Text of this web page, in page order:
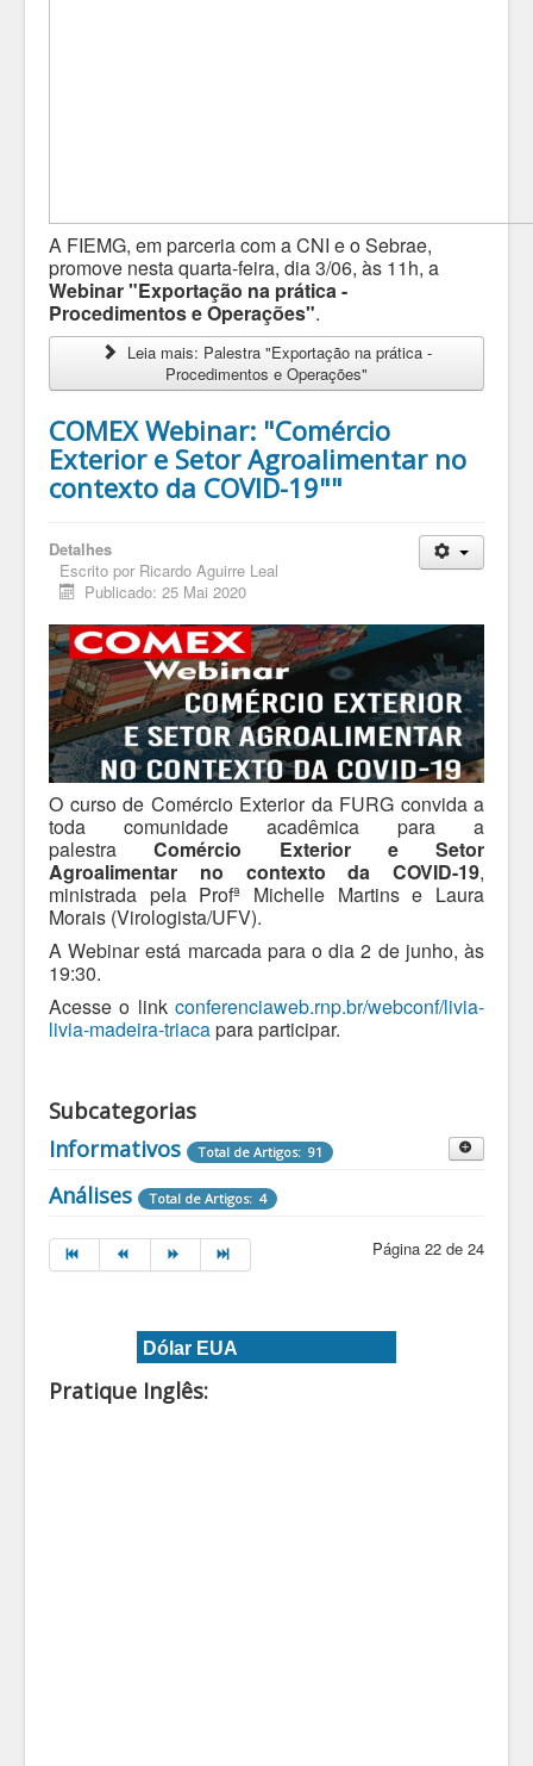
A FIEMG, em parceria com a CNI e o Sebrae,
promove nesta quarta-feira, dia 3/06, às 11h, a
Webinar "Exportação na prática -
Procedimentos e Operações".
Leia mais: Palestra "Exportação na prática -
Procedimentos e Operações"
COMEX Webinar: "Comércio
Exterior e Setor Agroalimentar no
contexto da COVID-19""
Detalhes
Escrito por Ricardo Aguirre Leal
Publicado: 25 Mai 2020
O curso de Comércio Exterior da FURG convida a
toda comunidade acadêmica para a
palestraComércio Exterior e Setor
Agroalimentar no contexto da COVID-19,
ministrada pela Profª Michelle Martins e Laura
Morais (Virologista/UFV).
A Webinar está marcada para o dia 2 de junho, às
19:30.
Acesse o link conferenciaweb.rnp.br/webconf/livia-
livia-madeira-triacapara participar.
Subcategorias
Informativos
Total de Artigos: 91
Destaques Informativos
Análises Total de Artigos: 4
Página 22 de 24
Dólar EUA
Pratique Inglês: